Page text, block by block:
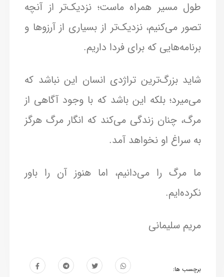
طول مسیر همراه ماست؛ نزدیک‌تر از آنچه
تصور می‌کنیم، نزدیک‌تر از بسیاری از آرزوها و
برنامه‌هایی که برای فردا داریم.
شاید بزرگ‌ترین تراژدی انسان این نباشد که
می‌میرد؛ بلکه این باشد که با وجود آگاهی از
مرگ، چنان زندگی می‌کند که انگار مرگ هرگز
به سراغ او نخواهد آمد.
ما مرگ را می‌دانیم، اما هنوز آن را باور
نکرده‌ایم.
مریم سلیمانی
برچسب ها: